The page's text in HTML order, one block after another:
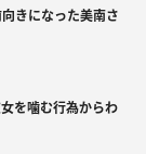
きになった美南さ
を噛む行為からわ